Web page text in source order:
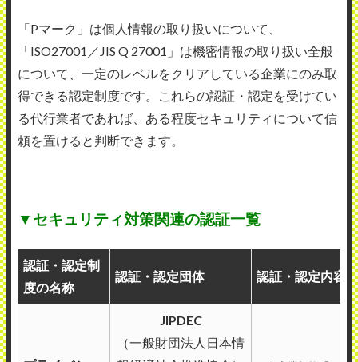
「Pマーク」は個人情報の取り扱いについて、
「ISO27001／JIS Q 27001」は機密情報の取り扱い全般
について、一定のレベルをクリアしている企業にのみ取
得できる認定制度です。これらの認証・認定を受けてい
る代行業者であれば、ある程度セキュリティについて信
頼を置けると判断できます。
▼セキュリティ対策関連の認証一覧
認証・認定制
度の名称
認証・認定団体 認証・認定内容
JIPDEC
（一般財団法人日本情